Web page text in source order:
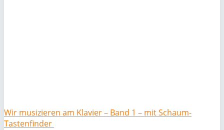
Wir musizieren am Klavier – Band 1 – mit Schaum-
Tastenfinder